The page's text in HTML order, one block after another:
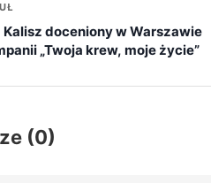
Kalisz doceniony w Warszawie
„Twoja krew, moje życie”
(0)